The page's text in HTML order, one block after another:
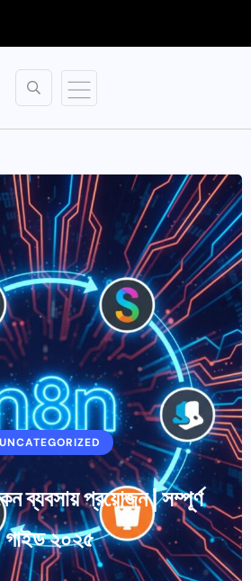
UNCATEGORIZED
ব্যবসায় প্রয়োজন | সম্পূর্ণ
গাইড ২০২৫